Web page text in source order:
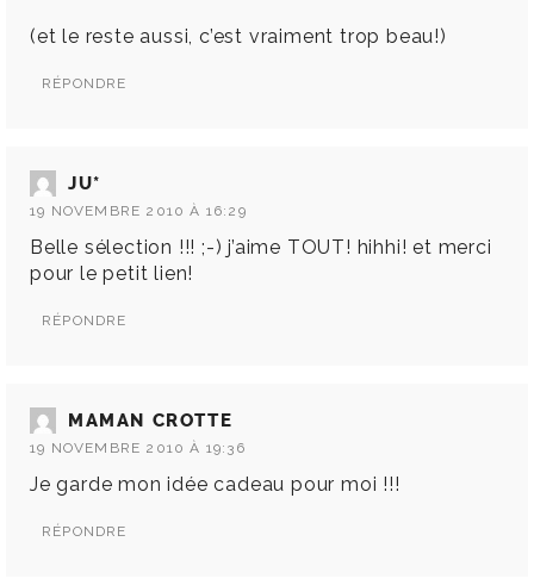
(et le reste aussi, c’est vraiment trop beau!)
RÉPONDRE
JU*
19 NOVEMBRE 2010 À 16:29
Belle sélection !!! ;-) j’aime TOUT! hihhi! et merci
pour le petit lien!
RÉPONDRE
MAMAN CROTTE
19 NOVEMBRE 2010 À 19:36
Je garde mon idée cadeau pour moi !!!
RÉPONDRE